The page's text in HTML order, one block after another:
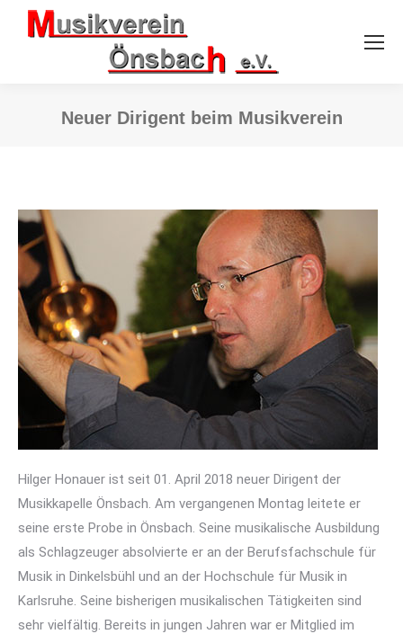
Neuer Dirigent beim Musikverein
Hilger Honauer ist seit 01. April 2018 neuer Dirigent der
Musikkapelle Önsbach. Am vergangenen Montag leitete er
seine erste Probe in Önsbach. Seine musikalische Ausbildung
als Schlagzeuger absolvierte er an der Berufsfachschule für
Musik in Dinkelsbühl und an der Hochschule für Musik in
Karlsruhe. Seine bisherigen musikalischen Tätigkeiten sind
sehr vielfältig. Bereits in jungen Jahren war er Mitglied im